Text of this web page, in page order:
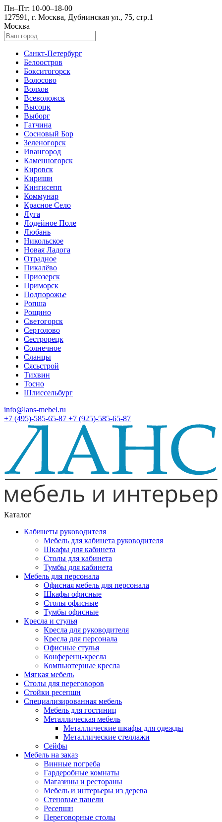
Пн–Пт: 10-00–18-00
127591, г. Москва, Дубнинская ул., 75, стр.1
Москва
Санкт-Петербург
Белоостров
Бокситогорск
Волосово
Волхов
Всеволожск
Высоцк
Выборг
Гатчина
Сосновый Бор
Зеленогорск
Ивангород
Каменногорск
Кировск
Кириши
Кингисепп
Коммунар
Красное Село
Луга
Лодейное Поле
Любань
Никольское
Новая Ладога
Отрадное
Пикалёво
Приозерск
Приморск
Подпорожье
Ропша
Рощино
Светогорск
Сертолово
Сестрорецк
Солнечное
Сланцы
Сясьстрой
Тихвин
Тосно
Шлиссельбург
info@lans-mebel.ru
+7 (495)-585-65-87 +7 (925)-585-65-87
Каталог
Кабинеты руководителя
Мебель для кабинета руководителя
Шкафы для кабинета
Столы для кабинета
Тумбы для кабинета
Мебель для персонала
Офисная мебель для персонала
Шкафы офисные
Столы офисные
Тумбы офисные
Кресла и стулья
Кресла для руководителя
Кресла для персонала
Офисные стулья
Конференц-кресла
Компьютерные кресла
Мягкая мебель
Столы для переговоров
Стойки ресепшн
Специализированная мебель
Мебель для гостиниц
Металлическая мебель
Металлические шкафы для одежды
Металлические стеллажи
Сейфы
Мебель на заказ
Винные погреба
Гардеробные комнаты
Магазины и рестораны
Мебель и интерьеры из дерева
Стеновые панели
Ресепшн
Переговорные столы